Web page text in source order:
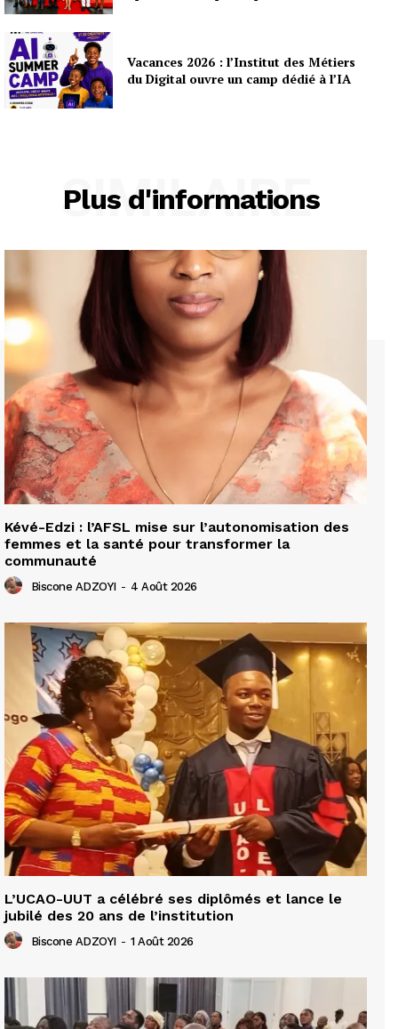
Vacances 2026 : l’Institut des Métiers
du Digital ouvre un camp dédié à l’IA
Plus d'informations
SIMILAIRE
Kévé-Edzi : l’AFSL mise sur l’autonomisation des
femmes et la santé pour transformer la
communauté
Biscone ADZOYI - 4 Août 2026
L’UCAO-UUT a célébré ses diplômés et lance le
jubilé des 20 ans de l’institution
Biscone ADZOYI - 1 Août 2026